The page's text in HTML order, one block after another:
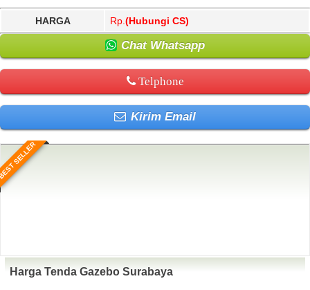
HARGA Rp. (Hubungi CS)
Chat Whatsapp
Telphone
Kirim Email
SELLER
Harga Tenda Gazebo Surabaya